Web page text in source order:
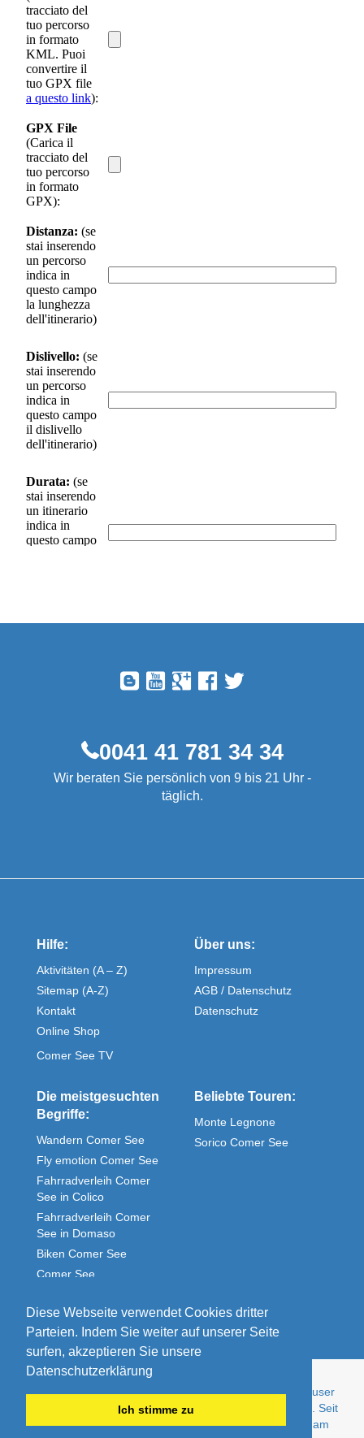
Diese Webseite verwendet Cookies dritter
Parteien. Indem Sie weiter auf unserer Seite
surfen, akzeptieren Sie unsere
Datenschutzerklärung
Ich stimme zu
0041 41 781 34 34
Wir beraten Sie persönlich von 9 bis 21 Uhr -
täglich.
Hilfe:
Aktivitäten (A – Z)
Sitemap (A-Z)
Kontakt
Online Shop
Comer See TV
Über uns:
Impressum
AGB / Datenschutz
Datenschutz
Die meistgesuchten
Begriffe:
Wandern Comer See
Fly emotion Comer See
Fahrradverleih Comer
See in Colico
Fahrradverleih Comer
See in Domaso
Biken Comer See
Comer See
See
Beliebte Touren:
Monte Legnone
Sorico Comer See
© Comolake Homes - Ihr Zuhause im Urlaub. Ferienhäuser
und Ferienwohnungen von Privat - günstig und gepflegt. Seit
über 15 Jahren der Experte für Urlaub im Ferienhaus am